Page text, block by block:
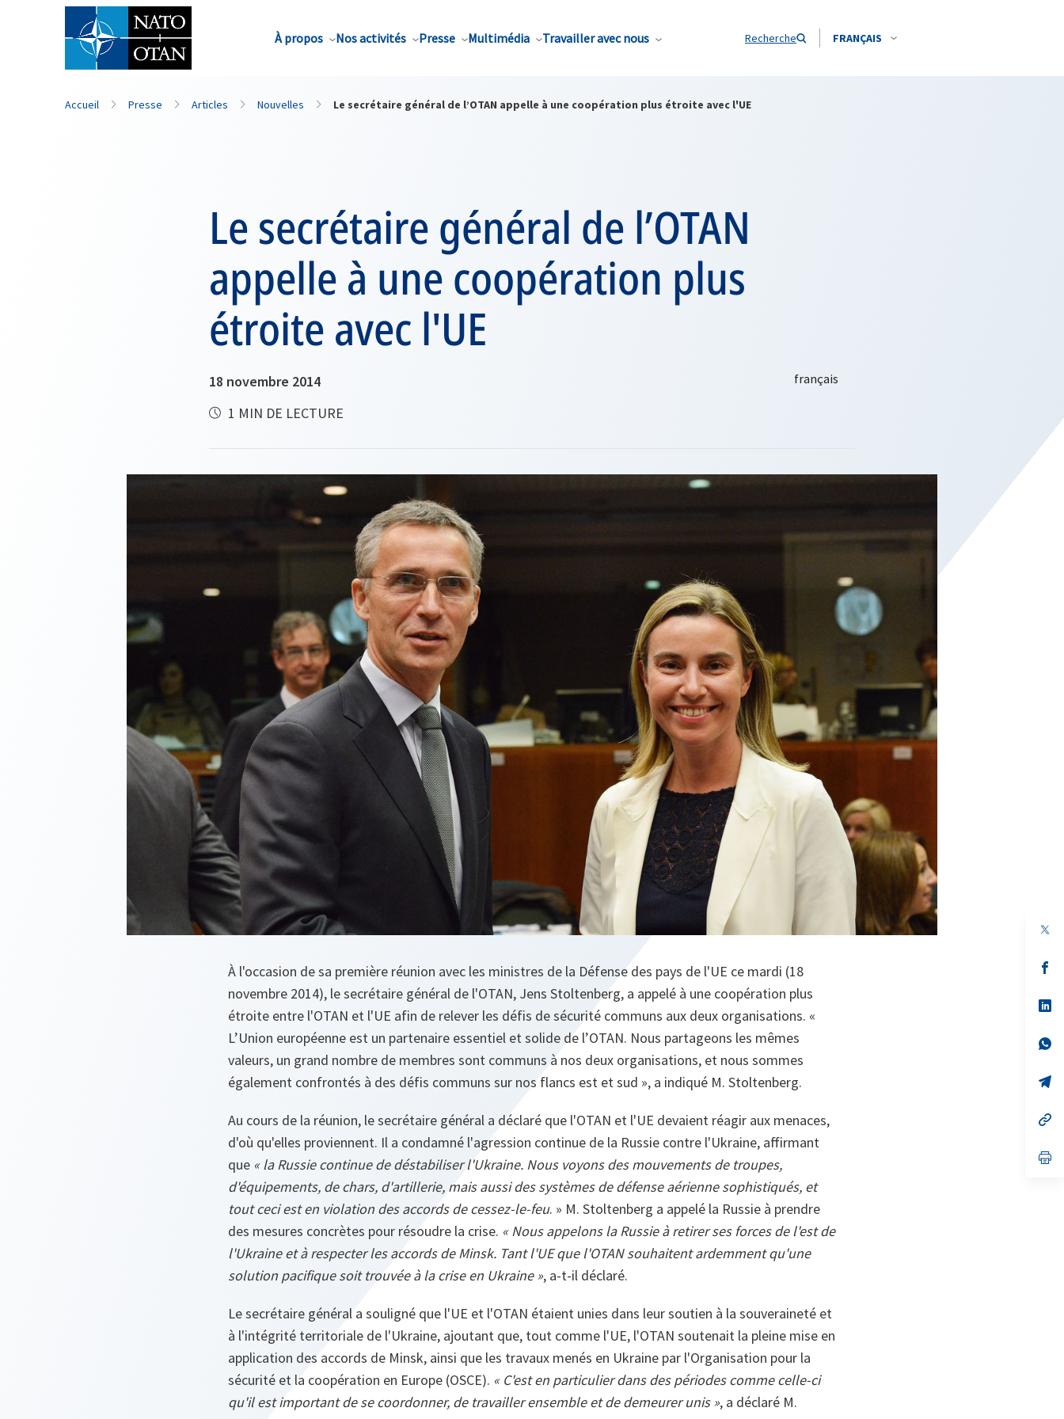
À propos Nos activités Presse Multimédia Travailler avec nous Recherche FRANÇAIS
Nom de famille*
Accueil Presse Articles Nouvelles Le secrétaire général de l’OTAN appelle à une coopération plus étroite avec l'UE
Le secrétaire général de l’OTAN
appelle à une coopération plus
étroite avec l'UE
18 novembre 2014
1 MIN DE LECTURE
À l'occasion de sa première réunion avec les ministres de la Défense des pays de l'UE ce mardi (18
novembre 2014), le secrétaire général de l'OTAN, Jens Stoltenberg, a appelé à une coopération plus
étroite entre l'OTAN et l'UE afin de relever les défis de sécurité communs aux deux organisations. «
L’Union européenne est un partenaire essentiel et solide de l’OTAN. Nous partageons les mêmes
valeurs, un grand nombre de membres sont communs à nos deux organisations, et nous sommes
également confrontés à des défis communs sur nos flancs est et sud », a indiqué M. Stoltenberg.
Au cours de la réunion, le secrétaire général a déclaré que l'OTAN et l'UE devaient réagir aux menaces,
d'où qu'elles proviennent. Il a condamné l'agression continue de la Russie contre l'Ukraine, affirmant
que « la Russie continue de déstabiliser l'Ukraine. Nous voyons des mouvements de troupes,
d'équipements, de chars, d'artillerie, mais aussi des systèmes de défense aérienne sophistiqués, et
tout ceci est en violation des accords de cessez-le-feu. » M. Stoltenberg a appelé la Russie à prendre
des mesures concrètes pour résoudre la crise. « Nous appelons la Russie à retirer ses forces de l'est de
l'Ukraine et à respecter les accords de Minsk. Tant l'UE que l'OTAN souhaitent ardemment qu'une
solution pacifique soit trouvée à la crise en Ukraine », a-t-il déclaré.
Le secrétaire général a souligné que l'UE et l'OTAN étaient unies dans leur soutien à la souveraineté et
à l'intégrité territoriale de l'Ukraine, ajoutant que, tout comme l'UE, l'OTAN soutenait la pleine mise en
application des accords de Minsk, ainsi que les travaux menés en Ukraine par l'Organisation pour la
sécurité et la coopération en Europe (OSCE). « C'est en particulier dans des périodes comme celle-ci
qu'il est important de se coordonner, de travailler ensemble et de demeurer unis », a déclaré M.